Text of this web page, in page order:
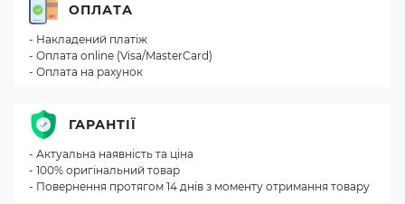
ОПЛАТА
- Накладений платіж
- Оплата online (Visa/MasterCard)
- Оплата на рахунок
ГАРАНТІЇ
- Актуальна наявність та ціна
- 100% оригінальний товар
- Повернення протягом 14 днів з моменту отримання товару